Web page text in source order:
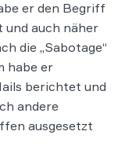
er den Begriff
und auch näher
die „Sabotage“
habe er
berichtet und
andere
ausgesetzt